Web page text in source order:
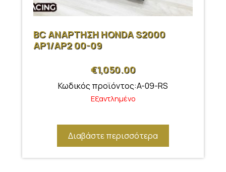
BC ΑΝΑΡΤΗΣΗ HONDA S2000
AP1/AP2 00-09
€1,050.00
Κωδικός προϊόντος:A-09-RS
Εξαντλημένο
Διαβάστε περισσότερα